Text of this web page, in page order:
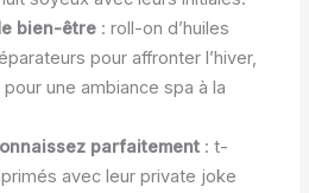
bien-être: roll-on d’huiles
pour affronter l’hiver,
une ambiance spa à la
parfaitement: t-
avec leur private joke